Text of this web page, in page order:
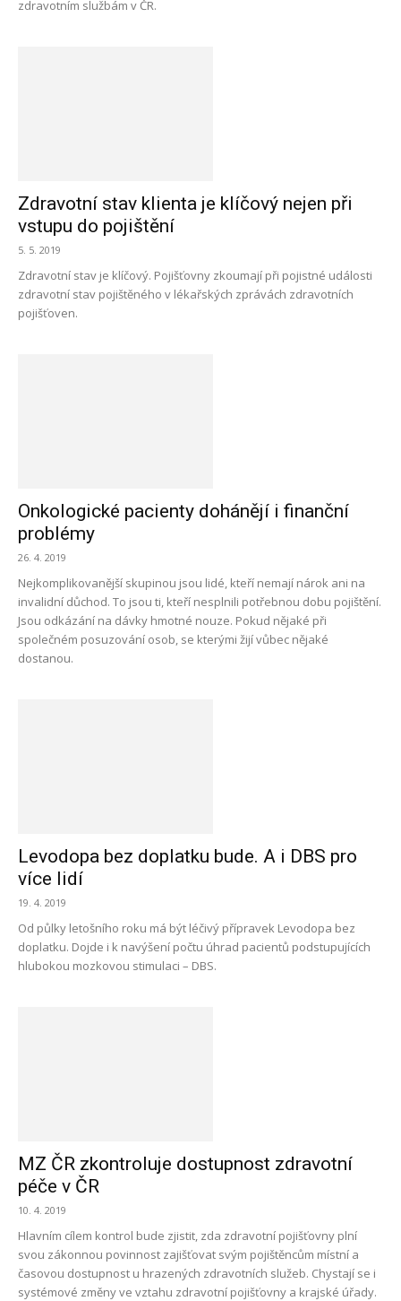
zdravotním službám v ČR.
Zdravotní stav klienta je klíčový nejen při
vstupu do pojištění
5. 5. 2019
Zdravotní stav je klíčový. Pojišťovny zkoumají při pojistné události
zdravotní stav pojištěného v lékařských zprávách zdravotních
pojišťoven.
Onkologické pacienty dohánějí i finanční
problémy
26. 4. 2019
Nejkomplikovanější skupinou jsou lidé, kteří nemají nárok ani na
invalidní důchod. To jsou ti, kteří nesplnili potřebnou dobu pojištění.
Jsou odkázání na dávky hmotné nouze. Pokud nějaké při
společném posuzování osob, se kterými žijí vůbec nějaké
dostanou.
Levodopa bez doplatku bude. A i DBS pro
více lidí
19. 4. 2019
Od půlky letošního roku má být léčivý přípravek Levodopa bez
doplatku. Dojde i k navýšení počtu úhrad pacientů podstupujících
hlubokou mozkovou stimulaci – DBS.
MZ ČR zkontroluje dostupnost zdravotní
péče v ČR
10. 4. 2019
Hlavním cílem kontrol bude zjistit, zda zdravotní pojišťovny plní
svou zákonnou povinnost zajišťovat svým pojištěncům místní a
časovou dostupnost u hrazených zdravotních služeb. Chystají se i
systémové změny ve vztahu zdravotní pojišťovny a krajské úřady.